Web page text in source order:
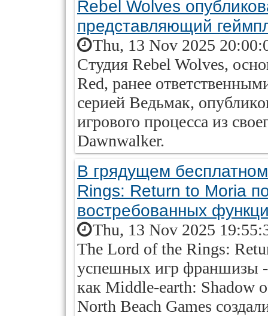
Rebel Wolves
представляющий
Thu, 13 Nov 2025
Студия Rebel Wolves,
Red, ранее
серией Ведьмак,
игрового процесса из
Dawnwalker.
В грядущем
Rings: Return to Moria
востребованных
Thu, 13 Nov 2025
The Lord of the Rings:
успешных игр франшизы -
как Middle-earth: Shadow
North Beach Games